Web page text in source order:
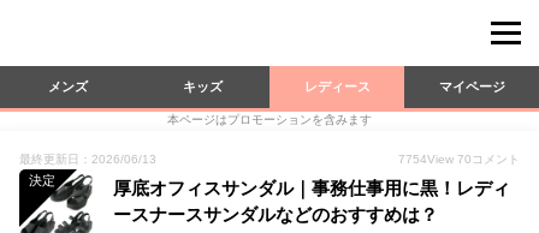
メンズ キッズ レディース マイページ
本ページはプロモーションを含みます
最終更新日：2026/06/13 7754View 70 コメント
決定
厚底オフィスサンダル｜事務仕事用に黒！レディ
ースナースサンダルなどのおすすめは？